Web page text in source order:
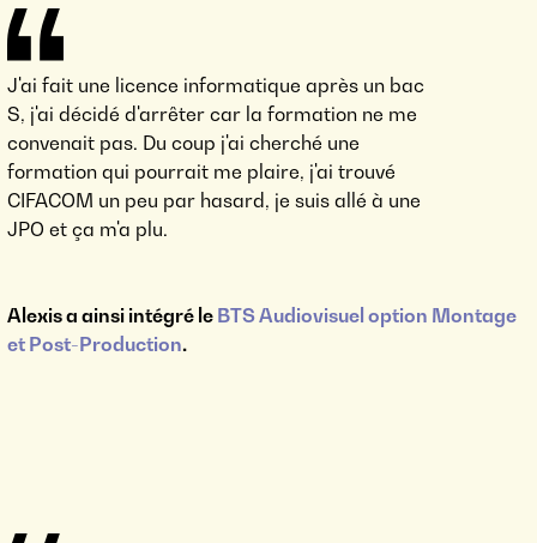
J'ai fait une licence informatique après un bac
S, j'ai décidé d'arrêter car la formation ne me
convenait pas. Du coup j'ai cherché une
formation qui pourrait me plaire, j'ai trouvé
CIFACOM un peu par hasard, je suis allé à une
JPO et ça m'a plu.
Alexis a ainsi intégré le BTS Audiovisuel option Montage
et Post-Production.